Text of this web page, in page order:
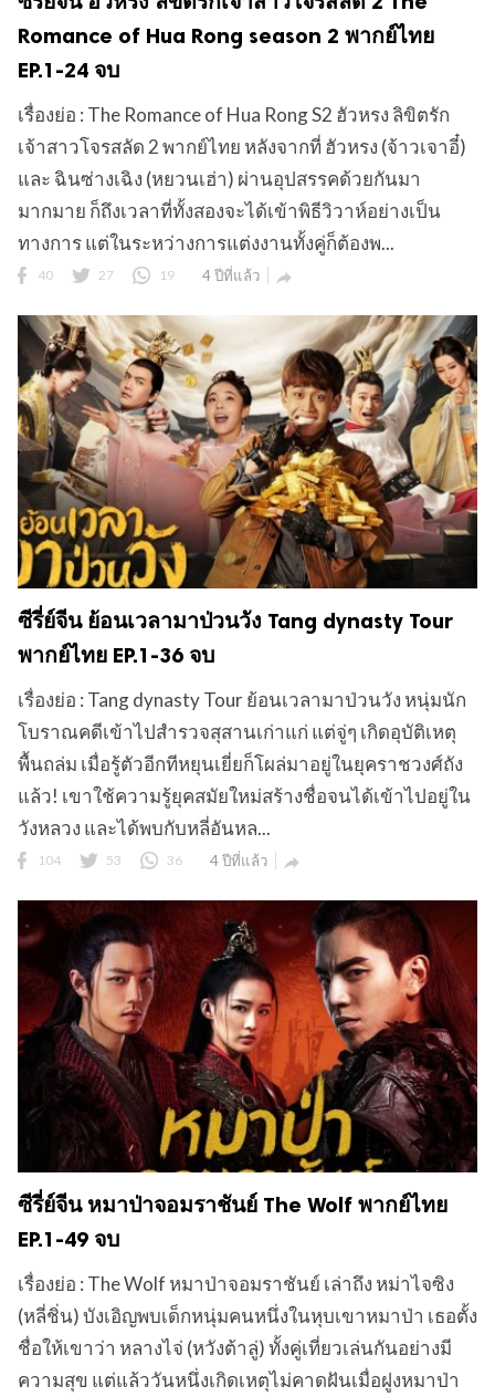
Romance of Hua Rong season 2 พากย์ไทย
EP.1-24 จบ
เรื่องย่อ : The Romance of Hua Rong S2 ฮัวหรง ลิขิตรัก
เจ้าสาวโจรสลัด 2 พากย์ไทย หลังจากที่ ฮัวหรง (จ้าวเจาอี๋)
และ ฉินซ่างเฉิง (หยวนเฮ่า) ผ่านอุปสรรคด้วยกันมา
มากมาย ก็ถึงเวลาที่ทั้งสองจะได้เข้าพิธีวิวาห์อย่างเป็น
ทางการ แต่ในระหว่างการแต่งงานทั้งคู่ก็ต้องพ...
40 27 19 4 ปีที่แล้ว 
ซีรี่ย์จีน ย้อนเวลามาป่วนวัง Tang dynasty Tour
พากย์ไทย EP.1-36 จบ
เรื่องย่อ : Tang dynasty Tour ย้อนเวลามาป่วนวัง หนุ่มนัก
โบราณคดีเข้าไปสำรวจสุสานเก่าแก่ แต่จู่ๆ เกิดอุบัติเหตุ
พื้นถล่ม เมื่อรู้ตัวอีกทีหยุนเยี่ยก็โผล่มาอยู่ในยุคราชวงศ์ถัง
แล้ว! เขาใช้ความรู้ยุคสมัยใหม่สร้างชื่อจนได้เข้าไปอยู่ใน
วังหลวง และได้พบกับหลี่อันหล...
104 53 36 4 ปีที่แล้ว 
ซีรี่ย์จีน หมาป่าจอมราชันย์ The Wolf พากย์ไทย
EP.1-49 จบ
เรื่องย่อ : The Wolf หมาป่าจอมราชันย์ เล่าถึง หม่าไจซิง
(หลี่ชิ่น) บังเอิญพบเด็กหนุ่มคนหนึ่งในหุบเขาหมาป่า เธอตั้ง
ชื่อให้เขาว่า หลางไจ่ (หวังต้าลู่) ทั้งคู่เที่ยวเล่นกันอย่างมี
ความสุข แต่แล้ววันหนึ่งเกิดเหตุไม่คาดฝันเมื่อฝูงหมาป่า